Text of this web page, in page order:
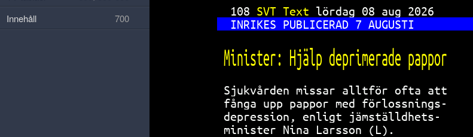
108 SVT Text lördag 08 aug 2026
INRIKES PUBLICERAD 7 AUGUSTI
Minister: Hjälp deprimerade pappor
Sjukvården missar alltför ofta att
fånga upp pappor med förlossnings-
depression, enligt jämställdhets-
minister Nina Larsson (L).
Innehåll
700